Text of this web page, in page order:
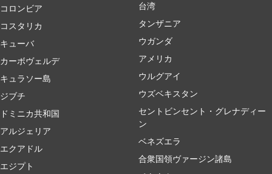
コロンビア
コスタリカ
キューバ
カーボヴェルデ
キュラソー島
ジブチ
ドミニカ共和国
アルジェリア
エクアドル
エジプト
台湾
タンザニア
ウガンダ
アメリカ
ウルグアイ
ウズベキスタン
セントビンセント・グレナディー
ン
ベネズエラ
合衆国領ヴァージン諸島